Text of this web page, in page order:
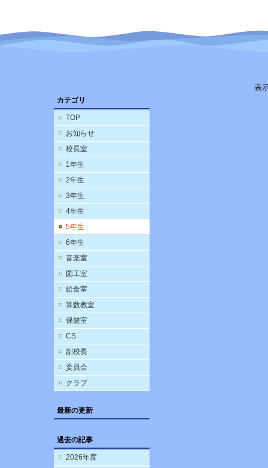
カテゴリ
TOP
お知らせ
校長室
1年生
2年生
3年生
4年生
5年生
6年生
音楽室
図工室
給食室
算数教室
保健室
CS
副校長
委員会
クラブ
最新の更新
過去の記事
2026年度
表